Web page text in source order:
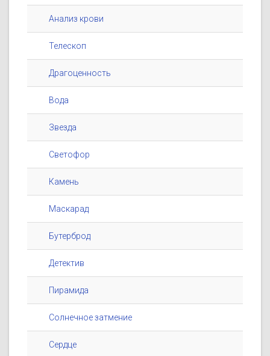
Анализ крови
Телескоп
Драгоценность
Вода
Звезда
Светофор
Камень
Маскарад
Бутерброд
Детектив
Пирамида
Солнечное затмение
Сердце